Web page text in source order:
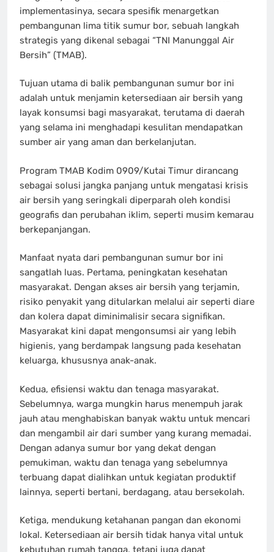
implementasinya, secara spesifik menargetkan
pembangunan lima titik sumur bor, sebuah langkah
strategis yang dikenal sebagai “TNI Manunggal Air
Bersih” (TMAB).
Tujuan utama di balik pembangunan sumur bor ini
adalah untuk menjamin ketersediaan air bersih yang
layak konsumsi bagi masyarakat, terutama di daerah
yang selama ini menghadapi kesulitan mendapatkan
sumber air yang aman dan berkelanjutan.
Program TMAB Kodim 0909/Kutai Timur dirancang
sebagai solusi jangka panjang untuk mengatasi krisis
air bersih yang seringkali diperparah oleh kondisi
geografis dan perubahan iklim, seperti musim kemarau
berkepanjangan.
Manfaat nyata dari pembangunan sumur bor ini
sangatlah luas. Pertama, peningkatan kesehatan
masyarakat. Dengan akses air bersih yang terjamin,
risiko penyakit yang ditularkan melalui air seperti diare
dan kolera dapat diminimalisir secara signifikan.
Masyarakat kini dapat mengonsumsi air yang lebih
higienis, yang berdampak langsung pada kesehatan
keluarga, khususnya anak-anak.
Kedua, efisiensi waktu dan tenaga masyarakat.
Sebelumnya, warga mungkin harus menempuh jarak
jauh atau menghabiskan banyak waktu untuk mencari
dan mengambil air dari sumber yang kurang memadai.
Dengan adanya sumur bor yang dekat dengan
pemukiman, waktu dan tenaga yang sebelumnya
terbuang dapat dialihkan untuk kegiatan produktif
lainnya, seperti bertani, berdagang, atau bersekolah.
Ketiga, mendukung ketahanan pangan dan ekonomi
lokal. Ketersediaan air bersih tidak hanya vital untuk
kebutuhan rumah tangga, tetapi juga dapat